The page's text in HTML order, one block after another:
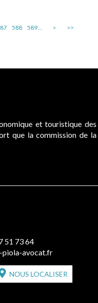
588 589... > >>
et touristique des
que la commission de la
51 73 64
piola-avocat.fr
NOUS LOCALISER